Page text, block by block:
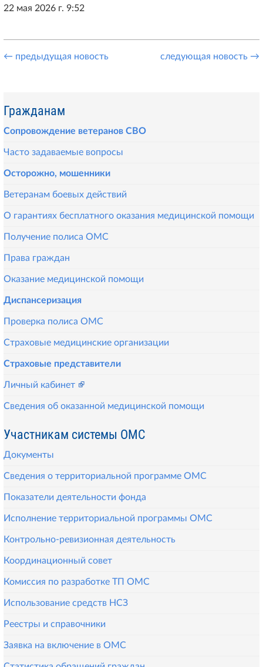
22 мая 2026 г. 9:52
← предыдущая новость следующая новость →
Гражданам
Сопровождение ветеранов СВО
Часто задаваемые вопросы
Осторожно, мошенники
Ветеранам боевых действий
О гарантиях бесплатного оказания медицинской помощи
Получение полиса ОМС
Права граждан
Оказание медицинской помощи
Диспансеризация
Проверка полиса ОМС
Страховые медицинские организации
Страховые представители
Личный кабинет
Сведения об оказанной медицинской помощи
Участникам системы ОМС
Документы
Сведения о территориальной программе ОМС
Показатели деятельности фонда
Исполнение территориальной программы ОМС
Контрольно-ревизионная деятельность
Координационный совет
Комиссия по разработке ТП ОМС
Использование средств НСЗ
Реестры и справочники
Заявка на включение в ОМС